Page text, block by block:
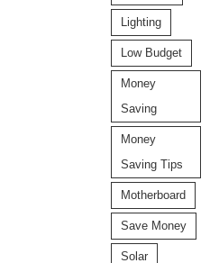
Lighting
Low Budget
Money
Saving
Money
Saving Tips
Motherboard
Save Money
Solar